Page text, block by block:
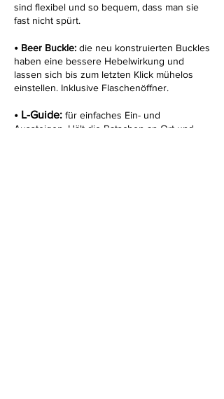
sind flexibel und so bequem, dass man sie
fast nicht spürt.
• Beer Buckle: die neu konstruierten Buckles
haben eine bessere Hebelwirkung und
lassen sich bis zum letzten Klick mühelos
einstellen. Inklusive Flaschenöffner.
• L-Guide: für einfaches Ein- und
Aussteigen. Hält die Ratschen an Ort und